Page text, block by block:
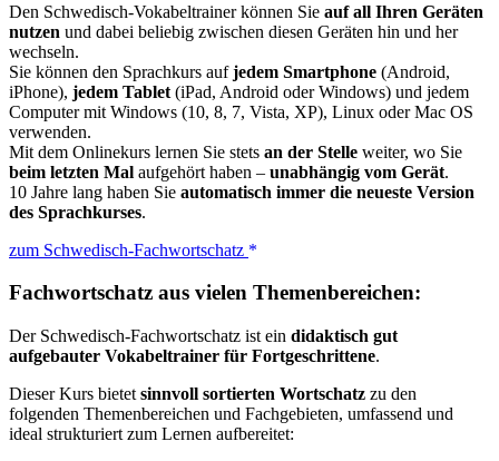
Den Schwedisch-Vokabeltrainer können Sie auf all Ihren Geräten
nutzen und dabei beliebig zwischen diesen Geräten hin und her
wechseln.
Sie können den Sprachkurs aufjedem Smartphone (Android,
iPhone), jedem Tablet (iPad, Android oder Windows) und jedem
Computer mit Windows (10, 8, 7, Vista, XP), Linux oder Mac OS
verwenden.
Mit dem Onlinekurs lernen Sie stets an der Stelle weiter, wo Sie
beim letzten Mal aufgehört haben – unabhängig vom Gerät.
10 Jahre lang haben Sie automatisch immer die neueste Version
des Sprachkurses.
zum Schwedisch-Fachwortschatz
Fachwortschatz aus vielen Themenbereichen:
Der Schwedisch-Fachwortschatz ist ein didaktisch gut
aufgebauter Vokabeltrainer für Fortgeschrittene.
Dieser Kurs bietet sinnvoll sortierten Wortschatz zu den
folgenden Themenbereichen und Fachgebieten, umfassend und
ideal strukturiert zum Lernen aufbereitet: